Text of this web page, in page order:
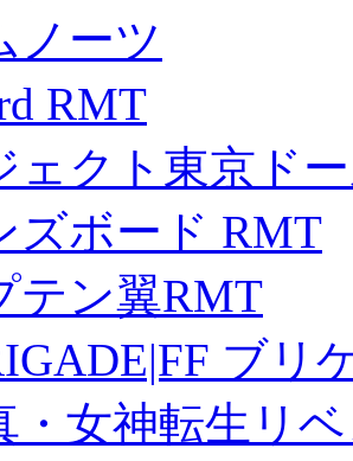
ノーツ
RMT
ェクト東京ド
ズボード RMT
テン翼RMT
ブリ
・女神転生リ